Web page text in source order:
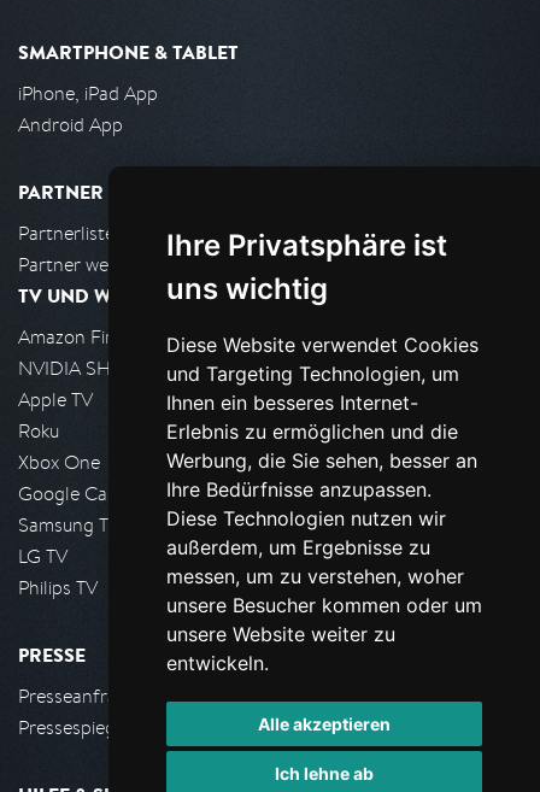
Ihre Privatsphäre ist
uns wichtig
Diese Website verwendet Cookies
und Targeting Technologien, um
Ihnen ein besseres Internet-
Erlebnis zu ermöglichen und die
Werbung, die Sie sehen, besser an
Ihre Bedürfnisse anzupassen.
Diese Technologien nutzen wir
außerdem, um Ergebnisse zu
messen, um zu verstehen, woher
unsere Besucher kommen oder um
unsere Website weiter zu
entwickeln.
Alle akzeptieren
Ich lehne ab
SMARTPHONE & TABLET
iPhone, iPad App
Android App
PARTNER
Partnerliste
Partner werden
TV UND WOHNZIMMER
Amazon FireTV
NVIDIA SHIELD, Google TV
Apple TV
Roku
Xbox One
Google Cast
Samsung TV
LG TV
Philips TV
PRESSE
Presseanfrage stellen
Pressespiegel